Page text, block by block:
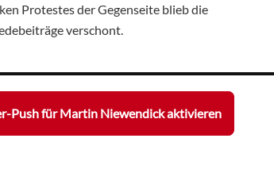
Protestes der Gegenseite blieb die
verschont.
Push für Martin Niewendick aktivieren